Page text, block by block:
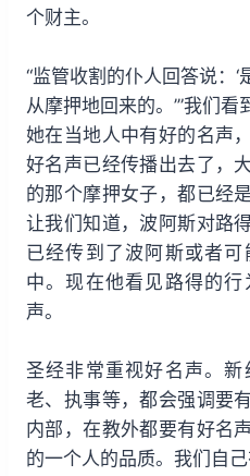
个财主。
“监管收割的仆人回答说：
从摩押地回来的。’”我们看
她在当地人中有好的名声
好名声已经传播出去了，
的那个摩押女子，都已经
让我们知道，波阿斯对路
已经传到了波阿斯或者
中。现在他看见路得的
声。
圣经非常重视好名声。
老、执事等，都会强调要
内部，在教外都要有好名
的一个人的品质。我们自